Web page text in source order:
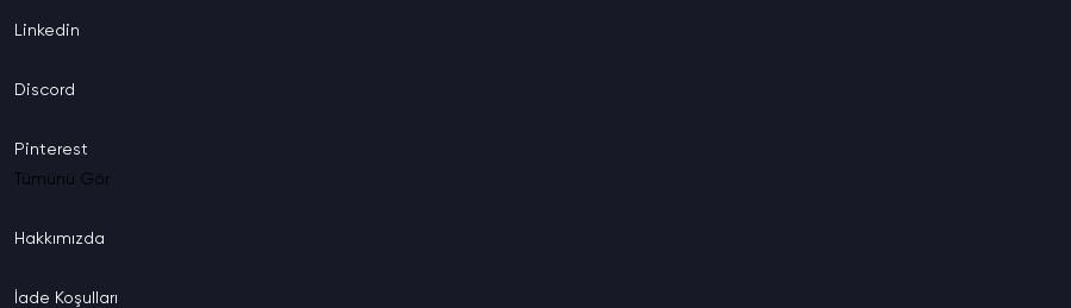
Linkedin
Discord
Pinterest
Tümünü Gör
Hakkımızda
İade Koşulları